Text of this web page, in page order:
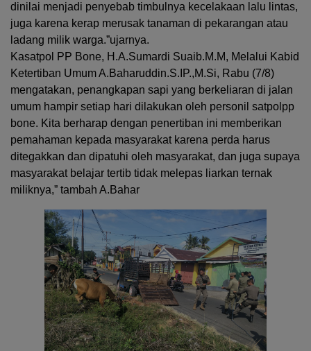
dinilai menjadi penyebab timbulnya kecelakaan lalu lintas,
juga karena kerap merusak tanaman di pekarangan atau
ladang milik warga.”ujarnya.
Kasatpol PP Bone, H.A.Sumardi Suaib.M.M, Melalui Kabid
Ketertiban Umum A.Baharuddin.S.IP.,M.Si, Rabu (7/8)
mengatakan, penangkapan sapi yang berkeliaran di jalan
umum hampir setiap hari dilakukan oleh personil satpolpp
bone. Kita berharap dengan penertiban ini memberikan
pemahaman kepada masyarakat karena perda harus
ditegakkan dan dipatuhi oleh masyarakat, dan juga supaya
masyarakat belajar tertib tidak melepas liarkan ternak
miliknya,” tambah A.Bahar